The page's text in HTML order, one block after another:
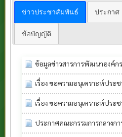
ข่าวประชาสัมพันธ์ ประกาศ
ข้อบัญญัติ
ข้อมูลข่าวสารการพัฒนาองค์กรที่เกี่ยวข้องกับการปร
เรื่อง ขอความอนุเคราะห์ประชาสัมพันธ์คำขวัญและตรา
เรื่อง ขอความอนุเคราะห์ประชาสั
ประกาศคณะกรรมการกลางการสอบแข่งขันพนักงานส่วนท้องถิ่น เรื่อง การขึ้นบัญชีและยกเลิกบัญชีผู้สอบแข่งขันได้ ในการสอบแข่งขั